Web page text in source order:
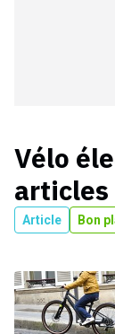
Vélo
articles
Article Bon